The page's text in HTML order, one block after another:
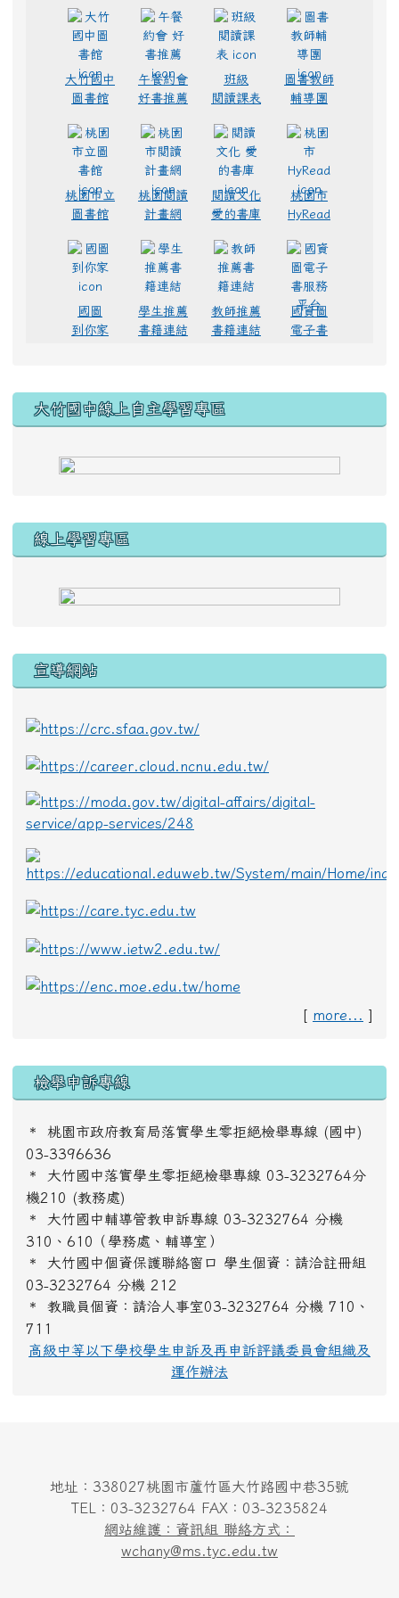
大竹國中
圖書館
午餐約會
好書推薦
班級
閱讀課表
圖書教師
輔導團
桃園市立
圖書館
桃園閱讀
計畫網
閱讀文化
愛的書庫
桃園市
HyRead
國圖
到你家
學生推薦
書籍連結
教師推薦
書籍連結
國資圖
電子書
大竹國中線上自主學習專區
線上學習專區
宣導網站
[ more... ]
檢舉申訴專線
＊ 桃園市政府教育局落實學生零拒絕檢舉專線 (國中)
03-3396636
＊ 大竹國中落實學生零拒絕檢舉專線 03-3232764分
機210 (教務處)
＊ 大竹國中輔導管教申訴專線 03-3232764 分機
310、610（學務處、輔導室）
＊ 大竹國中個資保護聯絡窗口 學生個資：請洽註冊組
03-3232764 分機 212
＊ 教職員個資：請洽人事室03-3232764 分機 710、
711
高級中等以下學校學生申訴及再申訴評議委員會組織及
運作辦法
地址：338027桃園市蘆竹區大竹路國中巷35號
TEL：03-3232764 FAX：03-3235824
網站維護：資訊組 聯絡方式：
wchany@ms.tyc.edu.tw